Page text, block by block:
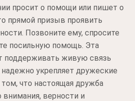
просит о помощи или пишет о
прямой призыв проявить
Позвоните ему, спросите
посильную помощь. Эта
поддерживать живую связь
укрепляет дружеские
что настоящая дружба
внимания, верности и